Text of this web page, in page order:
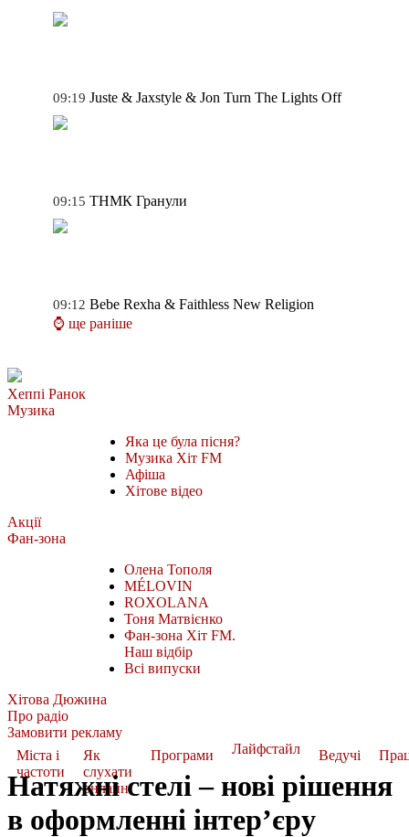
09:19 Juste & Jaxstyle & Jon Turn The Lights Off
09:15 ТНМК Гранули
09:12 Bebe Rexha & Faithless New Religion
⌚ ще раніше
Хеппі Ранок
Музика
Яка це була пісня?
Музика Хіт FM
Афіша
Хітове відео
Акції
Фан-зона
Олена Тополя
MÉLOVIN
ROXOLANA
Тоня Матвієнко
Фан-зона Хіт FM.
Наш відбір
Всі випуски
Хітова Дюжина
Про радіо
Замовити рекламу
Міста і
частоти
Як
слухати
онлайн
Програми Лайфстайл Ведучі
Натяжні стелі – нові рішення
в оформленні інтер’єру